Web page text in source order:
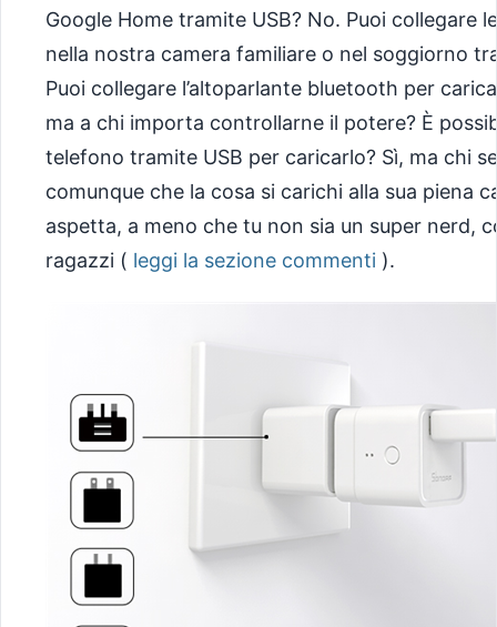
Google Home tramite USB? No. Puoi collegare
nella nostra camera familiare o nel soggiorno
Puoi collegare l’altoparlante bluetooth per
ma a chi importa controllarne il potere? È
telefono tramite USB per caricarlo? Sì, ma chi
comunque che la cosa si carichi alla sua piena
aspetta, a meno che tu non sia un super nerd,
ragazzi ( leggi la sezione commenti ).